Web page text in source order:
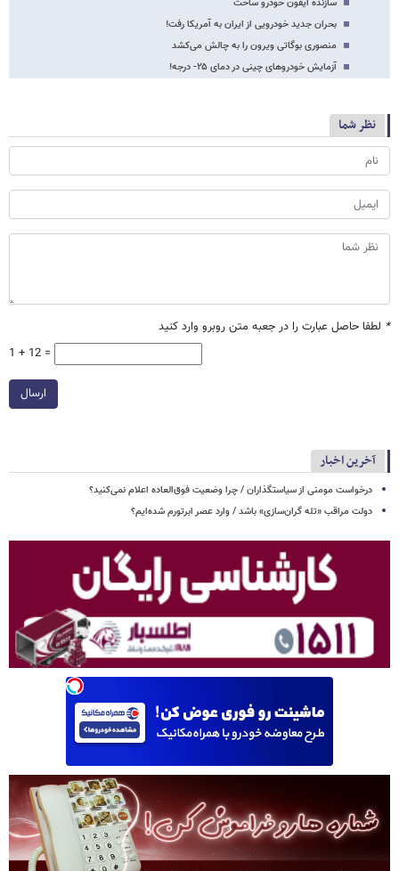
سازنده آیفون خودرو ساخت
بحران جدید خودرویی از ایران به آمریکا رفت!
منصوری بوگاتی ویرون را به چالش می‌کشد
آزمایش خودروهای چینی در دمای ۲۵- درجه!
نظر شما
* لطفا حاصل عبارت را در جعبه متن روبرو وارد کنید
1 + 12 =
ارسال
آخرین اخبار
درخواست مومنی از سیاستگذاران / چرا وضعیت فوق‌العاده اعلام نمی‌کنید؟
دولت مراقب «تله گران‌سازی» باشد / وارد عصر ابرتورم شده‌ایم؟